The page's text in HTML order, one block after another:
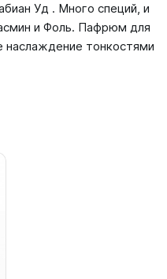
Уд . Много специй, и
и Фоль. Пафрюм для
наслаждение тонкостями